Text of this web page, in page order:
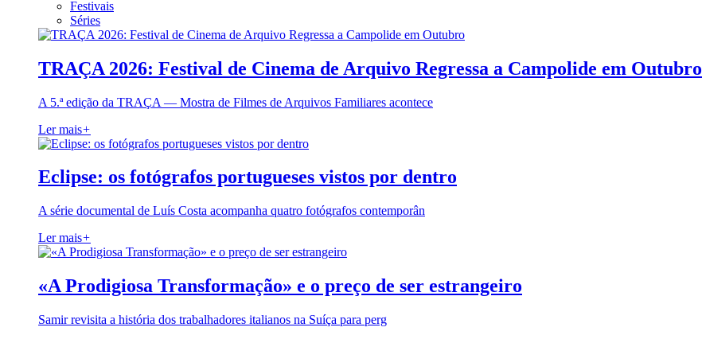
Festivais
Séries
TRAÇA 2026: Festival de Cinema de Arquivo Regressa a Campolide em Outubro
A 5.ª edição da TRAÇA — Mostra de Filmes de Arquivos Familiares acontece
Ler mais+
Eclipse: os fotógrafos portugueses vistos por dentro
A série documental de Luís Costa acompanha quatro fotógrafos contemporân
Ler mais+
«A Prodigiosa Transformação» e o preço de ser estrangeiro
Samir revisita a história dos trabalhadores italianos na Suíça para perg